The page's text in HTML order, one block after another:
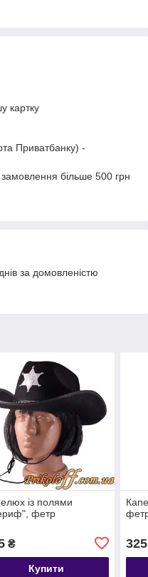
картку
Приватбанку) -
більше 500 грн
за домовленістю
із полями
фетр
₴
Купити
325